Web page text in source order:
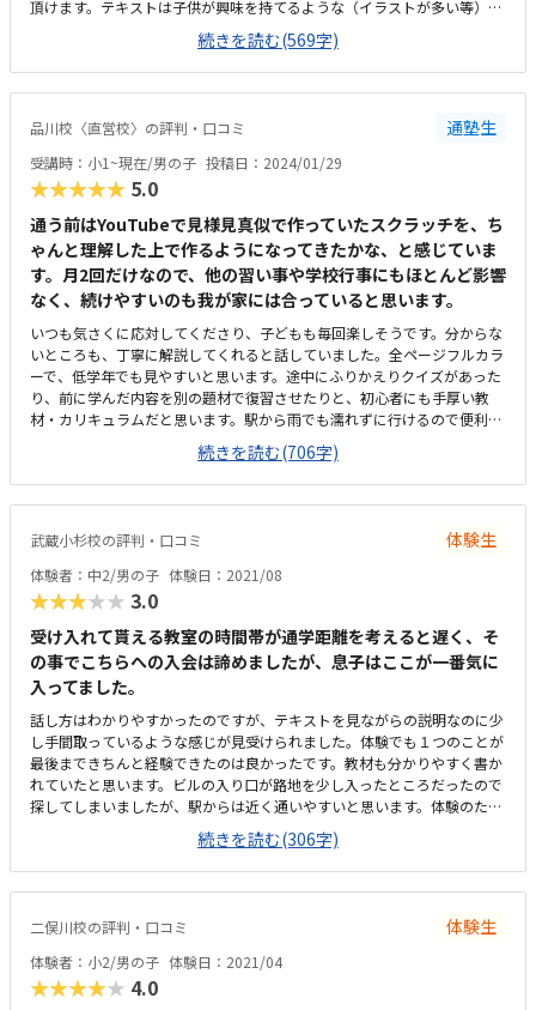
頂けます。テキストは子供が興味を持てるような（イラストが多い等）内
容のもので、自宅で振り返る際もとてもわかりやすいです。品川駅直結で
とても便利です。雨に濡れることもないのでどこからでも通いやすいかと
おもいます。設備面はとても充実しており、雰囲気も明るいです。また、
引率者が使用できるラウンジもあり、読書やお仕事をしている方もいたり
とは決め手の一つでした。・生徒の特性や意志を尊重して、その子にあっ
た学びを提供していると感じます。・すべてにおいてとても柔軟に細かく
調整・対応してくださいます。・授業の振替がアプリから簡単に行えるた
めすごく助かっています。・毎年発表会があり、他の生徒のみなさんの作
品やプレゼンテーションを観ることができ、本人にとてもいい刺激と喜び
を与えています。いつでも見学もでき、お聞きすればご対応頂けるのです
が、講師の方とお話しする機会がなかなかないので細かい様子が気になる
ことはあります。
続きを読む(569字)
品川校〈直営校〉の評判・口コミ 通塾生
受講時：小1~現在/男の子 投稿日：2024/01/29
★★★★★ 5.0
通う前はYouTubeで見様見真似で作っていたスクラッチを、ち
ゃんと理解した上で作るようになってきたかな、と感じていま
す。月2回だけなので、他の習い事や学校行事にもほとんど影響
なく、続けやすいのも我が家には合っていると思います。
いつも気さくに応対してくださり、子どもも毎回楽しそうです。分からな
いところも、丁寧に解説してくれると話していました。全ページフルカラ
ーで、低学年でも見やすいと思います。途中にふりかえりクイズがあった
り、前に学んだ内容を別の題材で復習させたりと、初心者にも手厚い教
材・カリキュラムだと思います。駅から雨でも濡れずに行けるので便利で
す。保護者は授業時間中、ラウンジで待つことができるので、ちょっとし
た自分の時間を持てるのがありがたいです。ノートPCを持ち込んでいる
仕事をされてる方もよく見かけます。普段は社会人向けの研修施設という
こともあり、設備はしっかりしています。椅子がオフィスによくある回転
節もしてくれますし、「パパと同じ椅子～」とかえって喜んでいました。
あまり他社と比較していないですが、教材や設備利用料などすべてコミで
のお値段なので、良心的だと思います。振替もスマホから簡単にできます
し、毎回授業の様子を簡単なレポートで報告してくださるので、そのあた
りも含めて、納得の料金です。振替が柔軟にでき、生徒ごとに進捗を管理
してくれているので、休んでも授業内容が抜けてしまうことがないのが助
かります。また、先生からの簡易的な授業の報告レポートが毎回スマホで
見れるのも、ありがたいです（親がプログラミングをほとんど分かってい
ないので、子どもからの話を聞いてもいまいちピンと来なくて、笑）。子
どもも、取り組んだ問題数に応じてもらえるポイントで、景品交換ができ
るのを励みにしているようです。「次はあれがほしい！」と目標にしてい
るようです。特にありません。
続きを読む(706字)
武蔵小杉校の評判・口コミ 体験生
体験者：中2/男の子 体験日：2021/08
★★★★★ 3.0
受け入れて貰える教室の時間帯が通学距離を考えると遅く、そ
の事でこちらへの入会は諦めましたが、息子はここが一番気に
入ってました。
話し方はわかりやすかったのですが、テキストを見ながらの説明なのに少
し手間取っているような感じが見受けられました。体験でも１つのことが
最後まできちんと経験できたのは良かったです。教材も分かりやすく書か
れていたと思います。ビルの入り口が路地を少し入ったところだったので
探してしまいましたが、駅からは近く通いやすいと思います。体験のため
の部屋だとは思うのですが、薄暗さが気になりましたが、清潔に保たれて
いました。個別でもグループでも金額が変わらないと聞いたのでびっくり
しました。プログラミング教室は習い事のなかでも高いと思いますが、良
心的だと思いました。分かりやすく、息子のペースに合わせてくださった
続きを読む(306字)
二俣川校の評判・口コミ 体験生
体験者：小2/男の子 体験日：2021/04
★★★★★ 4.0